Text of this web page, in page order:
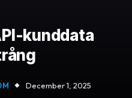
kunddata
December 1, 2025